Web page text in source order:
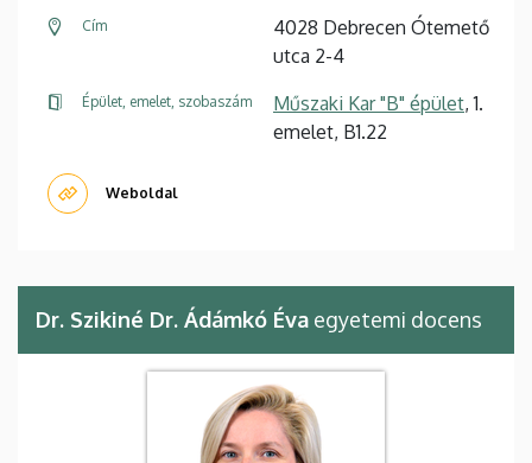
Cím
4028 Debrecen Ótemető
utca 2-4
Épület, emelet, szobaszám Műszaki Kar "B" épület, 1.
emelet, B1.22
Weboldal
Dr. Szikiné Dr. Ádámkó Éva egyetemi docens